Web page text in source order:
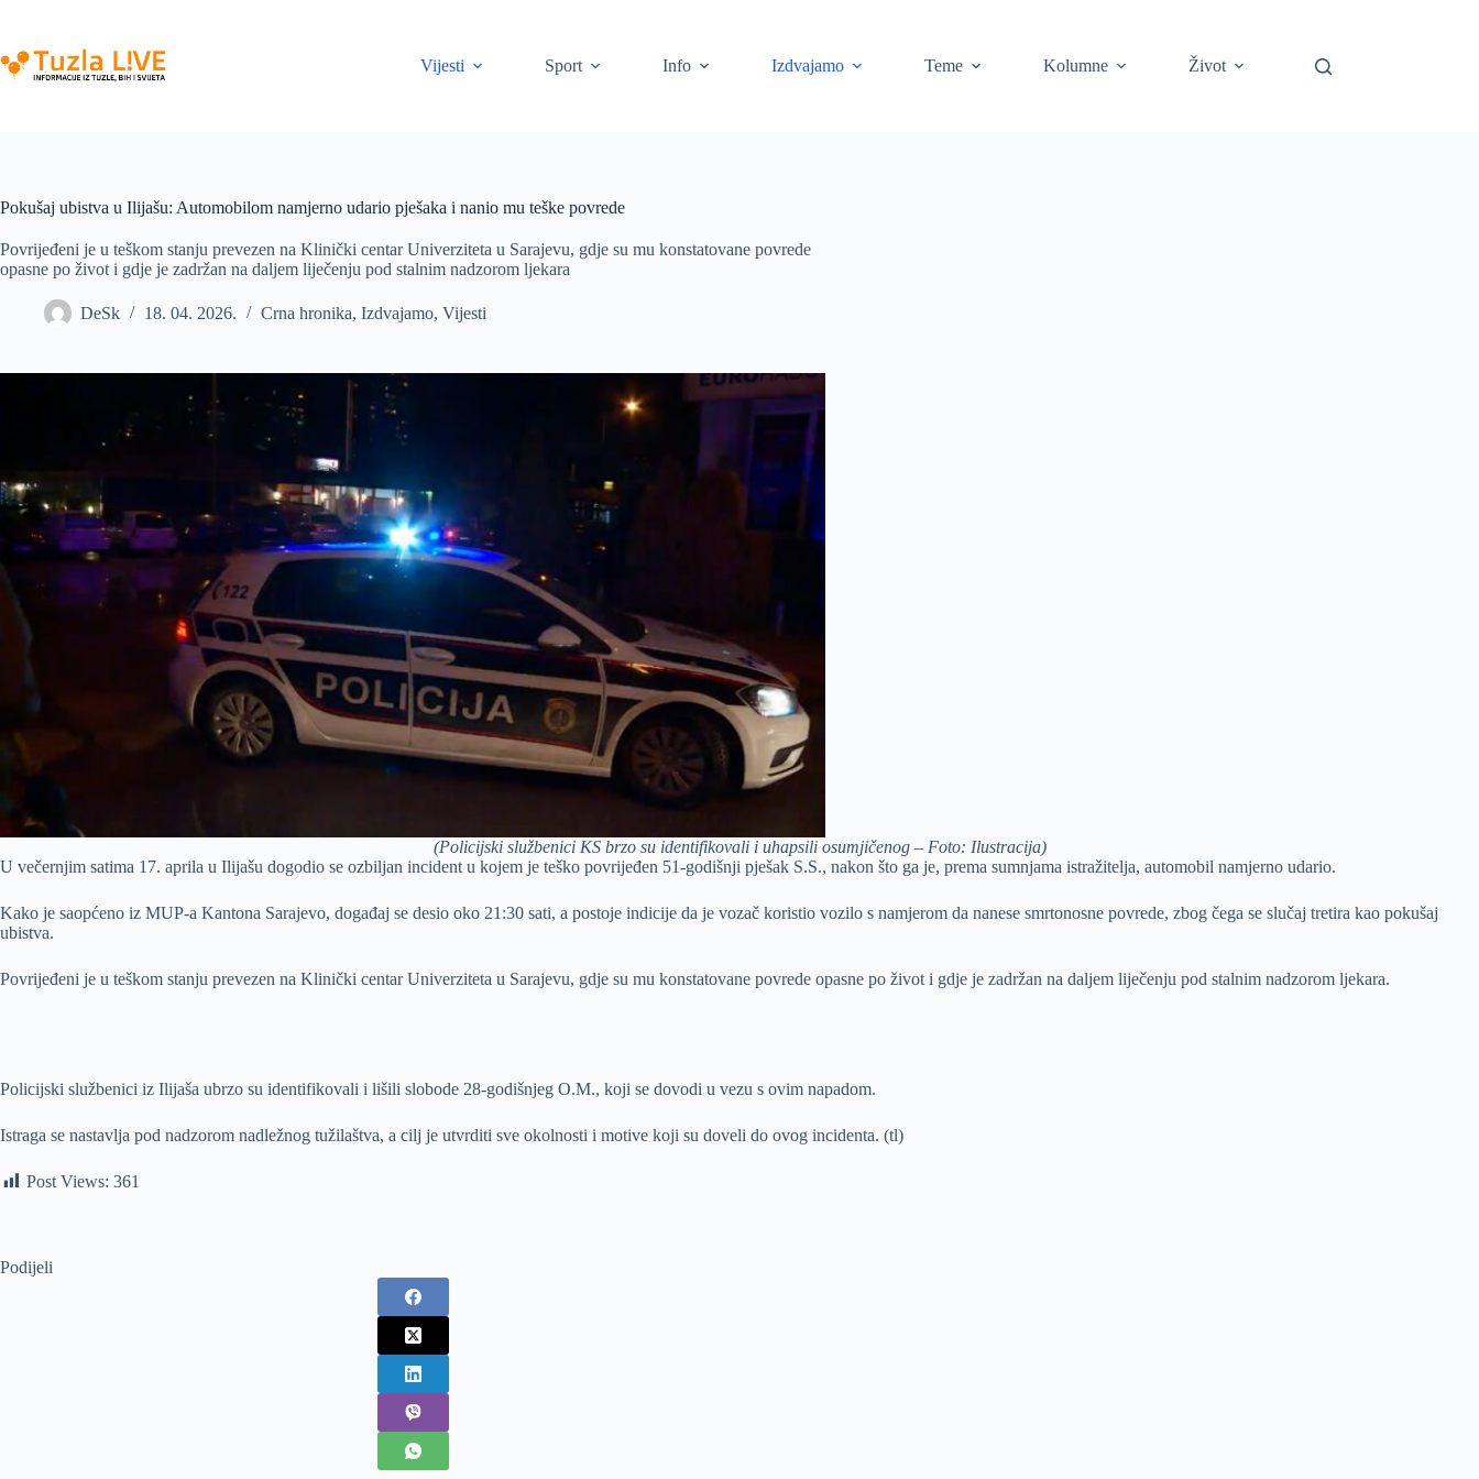
content
Vijesti
Sport Info Izdvajamo Teme Kolumne Život
Pokušaj ubistva u Ilijašu: Automobilom namjerno udario pješaka i nanio mu teške povrede
Povrijeđeni je u teškom stanju prevezen na Klinički centar Univerziteta u Sarajevu, gdje su mu konstatovane povrede
opasne po život i gdje je zadržan na daljem liječenju pod stalnim nadzorom ljekara
DeSk 18. 04. 2026. Crna hronika, Izdvajamo, Vijesti
(Policijski službenici KS brzo su identifikovali i uhapsili osumjičenog – Foto: Ilustracija)
U večernjim satima 17. aprila u Ilijašu dogodio se ozbiljan incident u kojem je teško povrijeđen 51-godišnji pješak S.S., nakon što ga je, prema sumnjama istražitelja, automobil namjerno udario.
Kako je saopćeno iz MUP-a Kantona Sarajevo, događaj se desio oko 21:30 sati, a postoje indicije da je vozač koristio vozilo s namjerom da nanese smrtonosne povrede, zbog čega se slučaj tretira kao pokušaj
ubistva.
Povrijeđeni je u teškom stanju prevezen na Klinički centar Univerziteta u Sarajevu, gdje su mu konstatovane povrede opasne po život i gdje je zadržan na daljem liječenju pod stalnim nadzorom ljekara.
Policijski službenici iz Ilijaša ubrzo su identifikovali i lišili slobode 28-godišnjeg O.M., koji se dovodi u vezu s ovim napadom.
Istraga se nastavlja pod nadzorom nadležnog tužilaštva, a cilj je utvrditi sve okolnosti i motive koji su doveli do ovog incidenta. (tl)
Post Views: 361
Podijeli